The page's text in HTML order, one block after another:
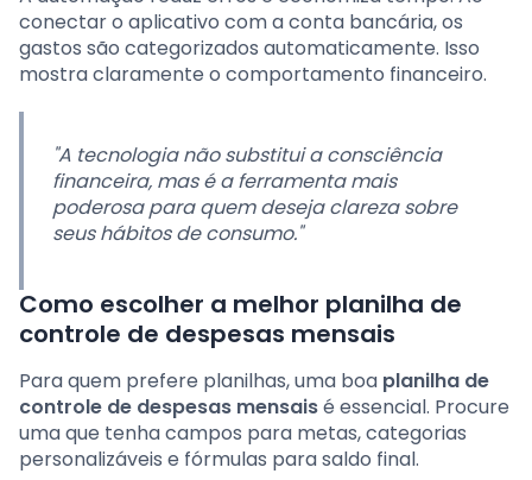
conectar o aplicativo com a conta bancária, os
gastos são categorizados automaticamente. Isso
mostra claramente o comportamento financeiro.
"A tecnologia não substitui a consciência
financeira, mas é a ferramenta mais
poderosa para quem deseja clareza sobre
seus hábitos de consumo."
Como escolher a melhor planilha de
controle de despesas mensais
Para quem prefere planilhas, uma boa planilha de
controle de despesas mensaisé essencial. Procure
uma que tenha campos para metas, categorias
personalizáveis e fórmulas para saldo final.